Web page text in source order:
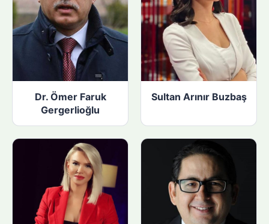
Dr. Ömer Faruk
Gergerlioğlu
Sultan Arınır Buzbaş